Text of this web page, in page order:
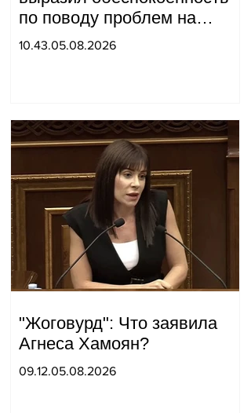
по поводу проблем на
одном из постов в Сюнике.
10.43.05.08.2026
"Жоговурд": Что заявила
Агнеса Хамоян?
09.12.05.08.2026